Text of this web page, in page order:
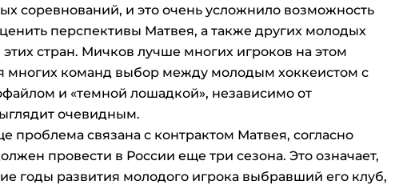
соревнований, и это очень усложнило возможность
перспективы Матвея, а также других молодых
этих стран. Мичков лучше многих игроков на этом
многих команд выбор между молодым хоккеистом с
и «темной лошадкой», независимо от
очевидным.
проблема связана с контрактом Матвея, согласно
провести в России еще три сезона. Это означает,
годы развития молодого игрока выбравший его клуб,